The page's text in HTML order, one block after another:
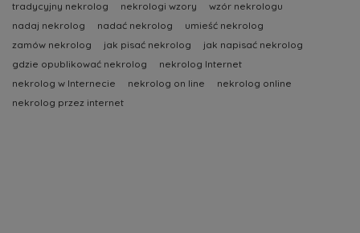
tradycyjny nekrolog
nekrologi wzory
wzór nekrologu
nadaj nekrolog
nadać nekrolog
umieść nekrolog
zamów nekrolog
jak pisać nekrolog
jak napisać nekrolog
gdzie opublikować nekrolog
nekrolog Internet
nekrolog w Internecie
nekrolog on line
nekrolog online
nekrolog przez internet